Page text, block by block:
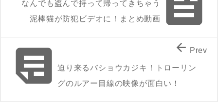
なんでも盗んで持って帰ってきちゃう
泥棒猫が防犯ビデオに！まとめ動画
迫り来るバショウカジキ！トローリン
グのルアー目線の映像が面白い！
 Prev